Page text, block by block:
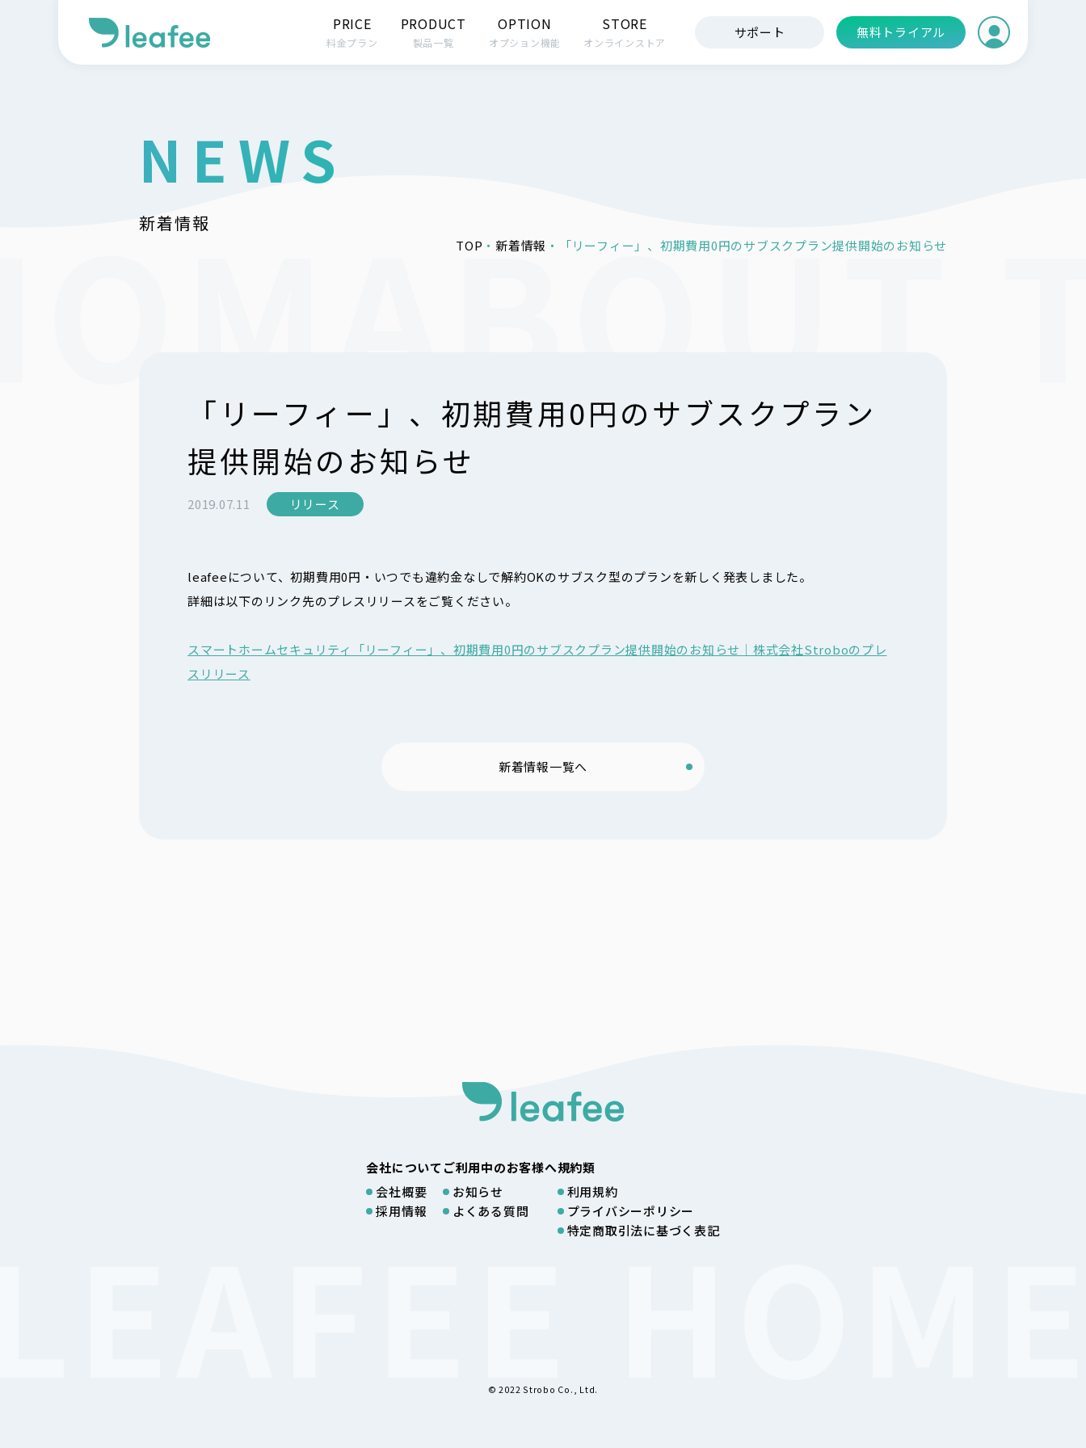
PRICE
料金プラン
PRODUCT
製品一覧
OPTION
オプション機能
STORE
オンラインストア
サポート 無料トライアル
NEWS
新着情報
TOP 新着情報 「リーフィー」、初期費用0円のサブスクプラン提供開始のお知らせ
「リーフィー」、初期費用0円のサブスクプラン
提供開始のお知らせ
2019.07.11 リリース
leafeeについて、初期費用0円・いつでも違約金なしで解約OKのサブスク型のプランを新しく発表しました。
詳細は以下のリンク先のプレスリリースをご覧ください。
スマートホームセキュリティ「リーフィー」、初期費用0円のサブスクプラン提供開始のお知らせ｜株式会社Stroboのプレ
スリリース
新着情報一覧へ
会社について
会社概要
採用情報
ご利用中のお客様へ
お知らせ
よくある質問
規約類
利用規約
プライバシーポリシー
特定商取引法に基づく表記
© 2022 Strobo Co., Ltd.